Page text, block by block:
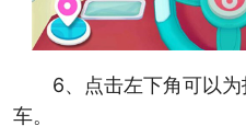
6、点击左下角可以
车。